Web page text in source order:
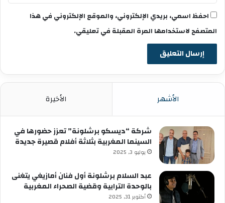
احفظ اسمي، بريدي الإلكتروني، والموقع الإلكتروني في هذا
المتصفح لاستخدامها المرة المقبلة في تعليقي.
الأشهر الأخيرة
شركة “ديسكو برشلونة” تعزز حضورها في
السينما المغربية بثلاثة أفلام قصيرة جديدة
يوليو 3, 2025
عبد السلام برشلونة أول فنان أمازيغي يتغنى
بالوحدة الترابية وقضية الصحراء المغربية
أكتوبر 31, 2025